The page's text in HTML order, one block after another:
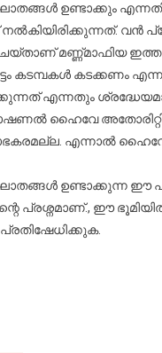
ഉണ്ടാക്കും
വൻ
മണ്ണ്മാഫിയ
കടമ്പകൾ കടക്കണം
എന്നതും
ഹൈവേ
എന്നാൽ ഹൈവേ
ഉണ്ടാക്കുന്ന ഈ
പ്രശ്നമാണ്., ഈ